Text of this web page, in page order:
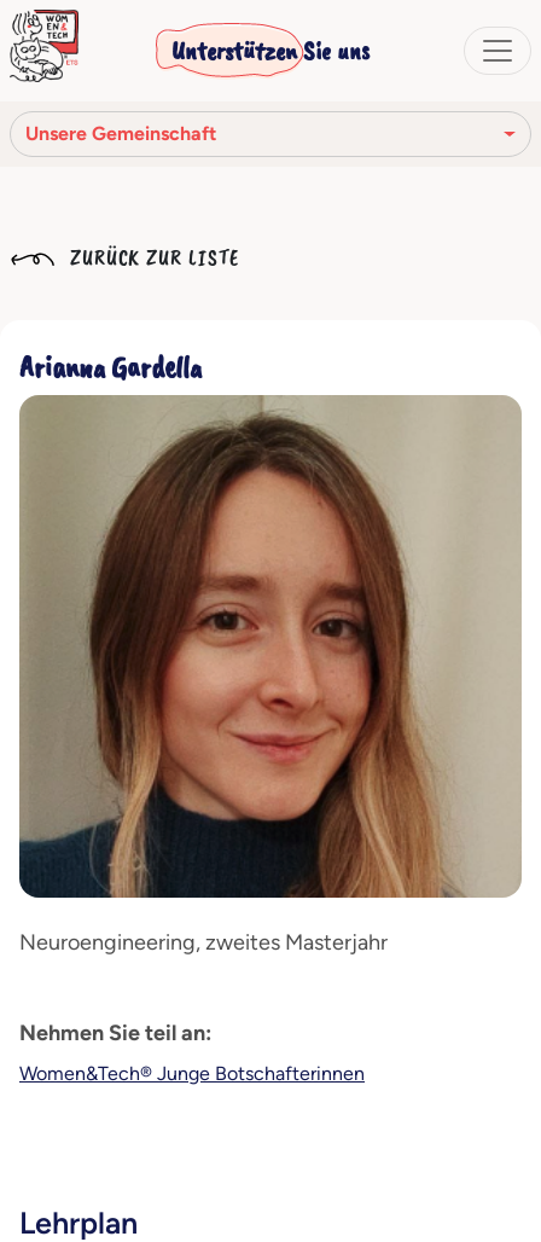
Unterstützen Sie uns
Unsere Gemeinschaft
Unsere Geschichte
Verhaltenskodex
Unser Netzwerk
Unsere Gemeinschaft
ZURÜCK ZUR LISTE
Arianna Gardella
Neuroengineering, zweites Masterjahr
Nehmen Sie teil an:
Women&Tech® Junge Botschafterinnen
Lehrplan